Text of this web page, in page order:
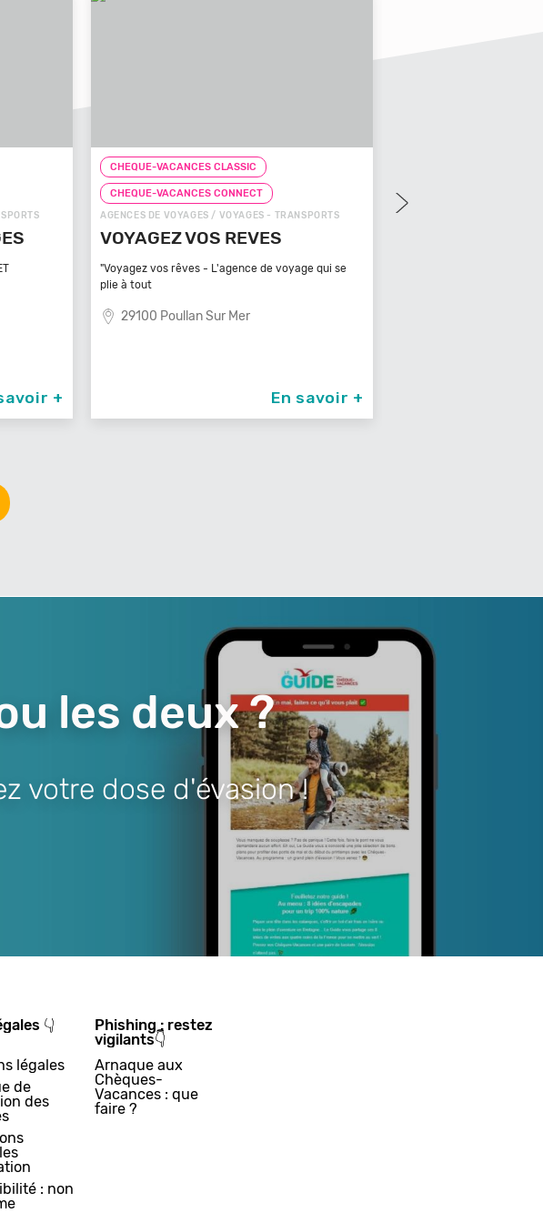
+
CHEQUE-VACANCES CLASSIC
CHEQUE-VACANCES CONNECT
AGENCES DE VOYAGES / VOYAGES - TRANSPORTS
VOYAGEZ VOS REVES
"Voyagez vos rêves - L'agence de voyage qui se
plie à tout
29100 Poullan Sur Mer
En savoir +
les deux ?
votre dose d'évasion !
👇
légales
de
des
: non
Phishing : restez
vigilants👇
Arnaque aux
Chèques-
Vacances : que
faire ?